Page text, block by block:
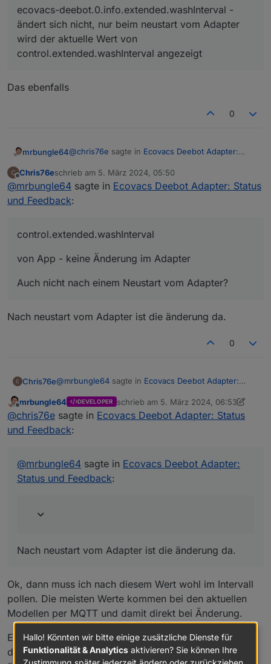
ecovacs-deebot.0.info.extended.washInterval -
ändert sich nicht, nur beim neustart vom Adapter
wird der aktuelle Wert von
control.extended.washInterval angezeigt
Das ebenfalls
0
mrbungle64@chris76e sagte in Ecovacs Deebot Adapter:
@mrbungle64
erst wenn ich das Fenster Intelligente
und dann wieder da rein gehe
Das ist meiner Erfahrung nach meistens so in der
angezeigt bekommt, wenn man die View
ausgewählt wurde
Ok, schaue ich mir noch mal an
zusätzlich aufgefallen
Adapter wird der aktuelle Wert von
control.extended.washInterval angezeigt
Das ebenfalls
Offline
Chris76eschrieb am 5. März 2024, 05:50
zuletzt editiert von
@mrbungle64 sagte in Ecovacs Deebot Adapter: Status
und Feedback:
control.extended.washInterval
von App - keine Änderung im Adapter
Auch nicht nach einem Neustart vom Adapter?
Nach neustart vom Adapter ist die änderung da.
0
Chris76e@mrbungle64 sagte in Ecovacs Deebot Adapter:
control.extended.washInterval
Nach neustart vom Adapter ist die änderung da.
Offline
mrbungle64 DEVELOPER schrieb am 5. März 2024, 06:53
zuletzt editiert von mrbungle643. Mai
@chris76e sagte in Ecovacs Deebot Adapter: Status
und Feedback:
@mrbungle64 sagte in Ecovacs Deebot Adapter:
Status und Feedback:
Nach neustart vom Adapter ist die änderung da.
Ok, dann muss ich nach diesem Wert wohl im Intervall
pollen. Die meisten Werte kommen bei den aktuellen
Modellen per MQTT und damit direkt bei Änderung.
Edit/Anmerkung: Bei meinem X1 Turbo wird der Wert
direkt bei Änderung per App in den Datenpunkt
Hallo! Könnten wir bitte einige zusätzliche Dienste für
Funktionalität & Analytics aktivieren? Sie können Ihre